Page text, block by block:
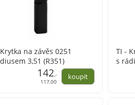
na závěs 0251
3,51 (R351)
142,-
117,00
TI -
s